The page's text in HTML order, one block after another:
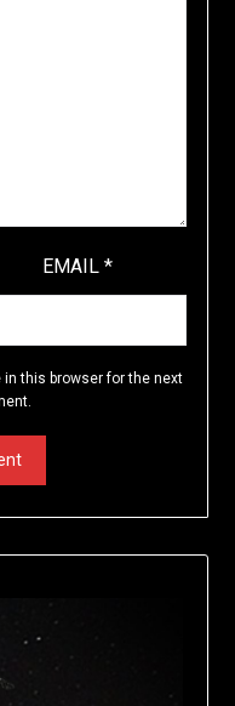
EMAIL*
this browser for the next